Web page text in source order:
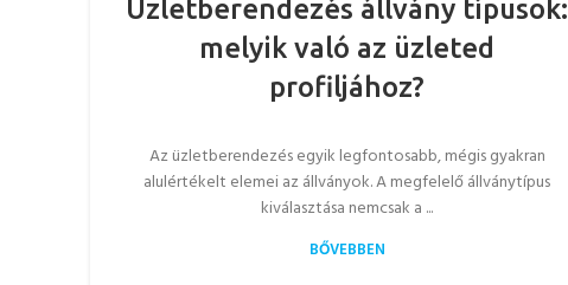
Üzletberendezés állvány típusok:
melyik való az üzleted
profiljához?
Az üzletberendezés egyik legfontosabb, mégis gyakran
alulértékelt elemei az állványok. A megfelelő állványtípus
kiválasztása nemcsak a ...
BŐVEBBEN